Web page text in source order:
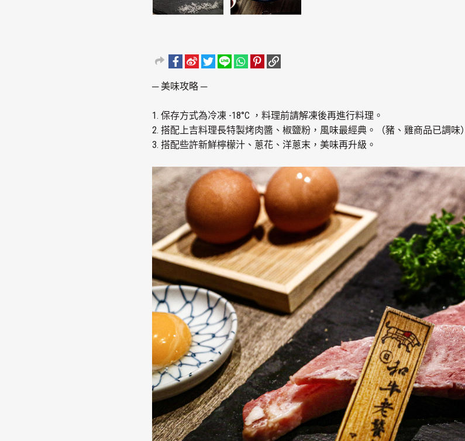
─ 美味攻略 ─
1. 保存方式為冷凍 -18°C ，料理前請解凍後再進行料理。
2. 搭配上吉料理長特製烤肉醬、椒鹽粉，風味最經典。（豬、雞商品已調味）
3. 搭配些許新鮮檸檬汁、蔥花、洋蔥末，美味再升級。